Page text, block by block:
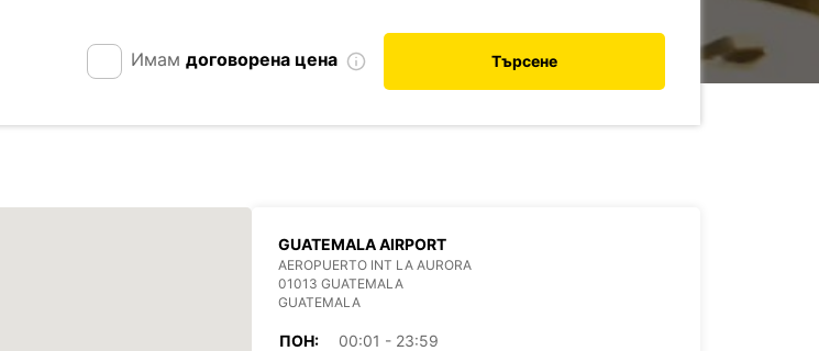
Имам договорена цена Търсене
GUATEMALA AIRPORT
AEROPUERTO INT LA AURORA
01013 GUATEMALA
GUATEMALA
ПОН:
00:01 - 23:59